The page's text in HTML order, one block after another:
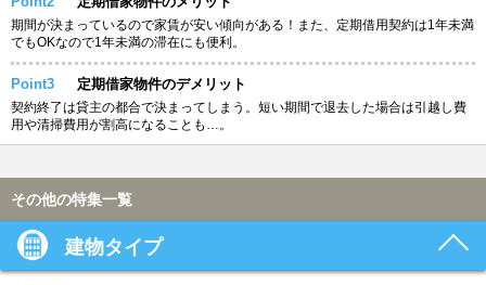
期間が決まっているので家賃が安い傾向がある！また、定期借用契約は1年未満
でもOKなので1年未満の滞在にも便利。
Point3 定期借家物件のデメリット
契約終了は貸主の都合で決まってしまう。短い期間で退去した場合は引越し費
用や清掃費用が割高になることも…。
その他の特集一覧
建物タイプ